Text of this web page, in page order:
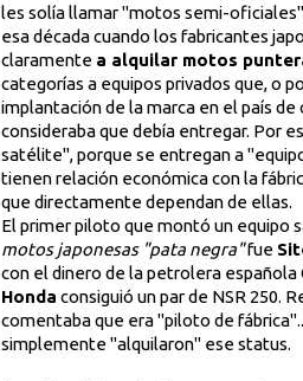
les solía llamar "motos semi-
esa década cuando los fabricantes
claramente a alquilar motos
categorías a equipos privados que, o
implantación de la marca en el país de
consideraba que debía entregar. Por
satélite", porque se entregan a
tienen relación económica con la
que directamente dependan de ellas.
El primer piloto que montó un equipo
motos japonesas "pata negra"fue
con el dinero de la petrolera española
Honda consiguió un par de NSR 250.
comentaba que era "piloto de
simplemente "alquilaron" ese status.